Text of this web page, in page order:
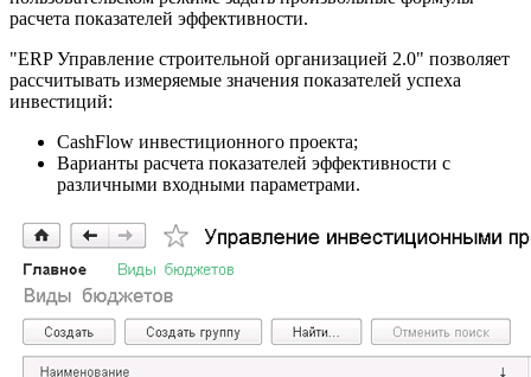
расчета показателей эффективности.
"ERP Управление строительной организацией 2.0" позволяет
рассчитывать измеряемые значения показателей успеха
инвестиций:
CashFlow инвестиционного проекта;
Варианты расчета показателей эффективности с
различными входными параметрами.